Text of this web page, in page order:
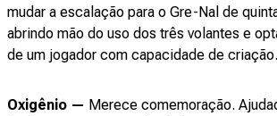
mudar a escalação para o Gre-Nal de
abrindo mão do uso dos três volantes e
de um jogador com capacidade de criação.
Oxigênio — Merece comemoração.